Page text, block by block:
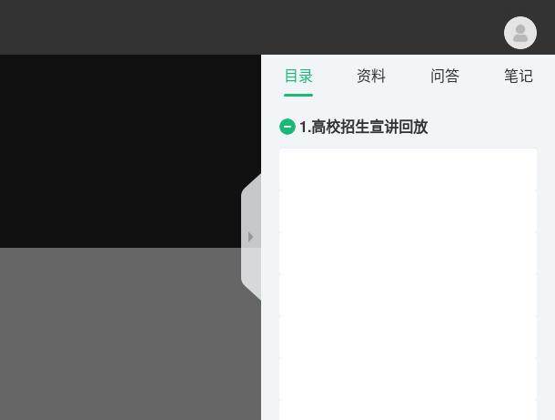
目录 资料 问答 笔记
1.高校招生宣讲回放